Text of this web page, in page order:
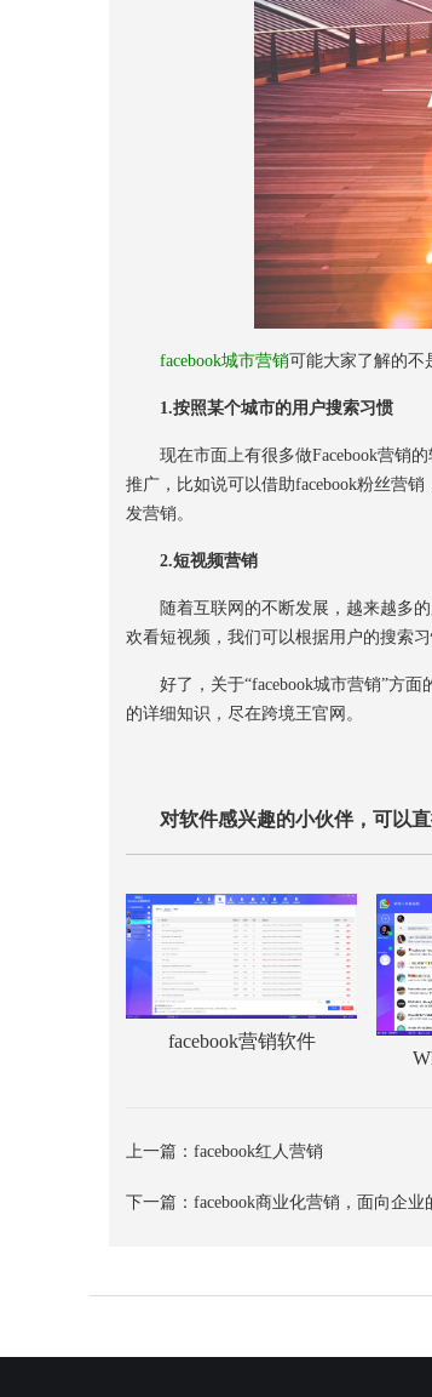
facebook城市营销可能大家了解的不
1.按照某个城市的用户搜索习惯
现在市面上有很多做Facebook营销的
推广，比如说可以借助facebook粉丝营
发营销。
2.短视频营销
随着互联网的不断发展，越来越多的
欢看短视频，我们可以根据用户的搜索
好了，关于“facebook城市营销”方面
的详细知识，尽在跨境王官网。
对软件感兴趣的小伙伴，可以
facebook营销软件
上一篇：facebook红人营销
下一篇：facebook商业化营销，面向企业